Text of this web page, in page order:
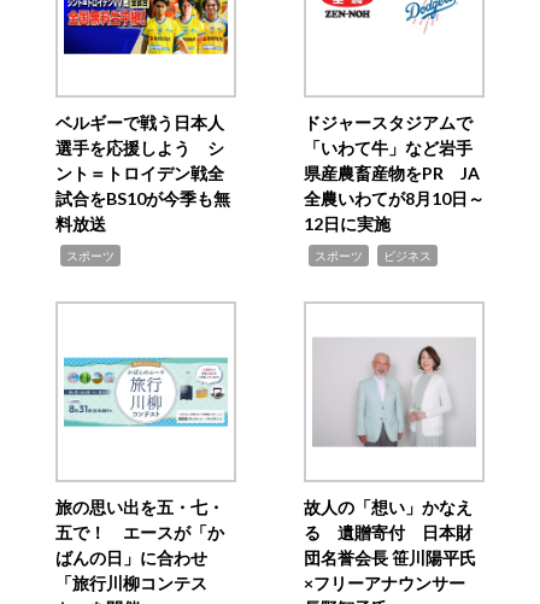
ベルギーで戦う日本人
選手を応援しよう シ
ント＝トロイデン戦全
試合をBS10が今季も無
料放送
スポーツ
ドジャースタジアムで
「いわて牛」など岩手
県産農畜産物をPR JA
全農いわてが8月10日～
12日に実施
スポーツ ビジネス
旅の思い出を五・七・
五で！ エースが「か
ばんの日」に合わせ
「旅行川柳コンテス
故人の「想い」かなえ
る 遺贈寄付 日本財
団名誉会長 笹川陽平氏
×フリーアナウンサー